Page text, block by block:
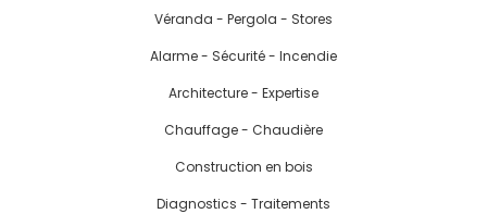
Véranda - Pergola - Stores
Alarme - Sécurité - Incendie
Architecture - Expertise
Chauffage - Chaudière
Construction en bois
Diagnostics - Traitements